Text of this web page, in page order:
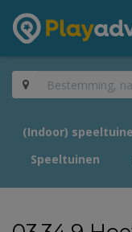
(Indoor)
Speeltuinen